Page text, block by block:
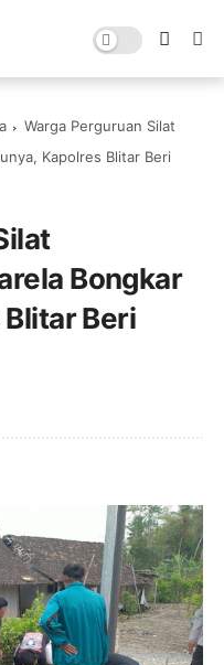
Warga Perguruan Silat
Kapolres Blitar Beri
Bongkar
Beri